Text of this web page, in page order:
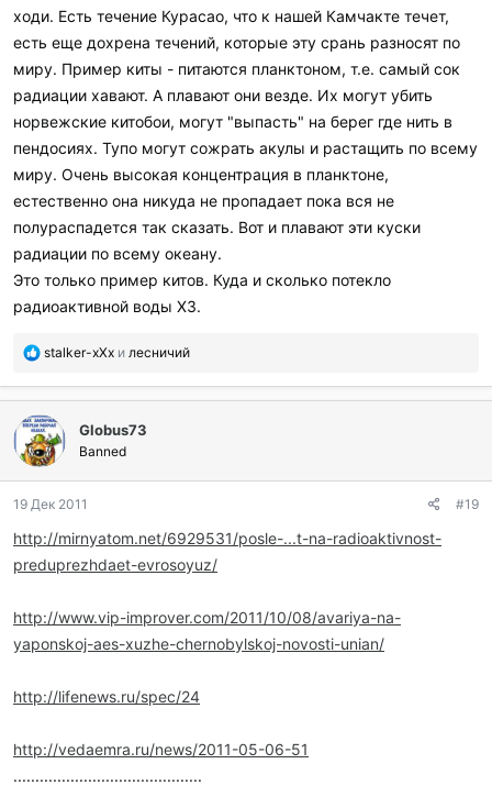
ходи. Есть течение Курасао, что к нашей Камчакте течет,
есть еще дохрена течений, которые эту срань разносят по
миру. Пример киты - питаются планктоном, т.е. самый сок
радиации хавают. А плавают они везде. Их могут убить
норвежские китобои, могут "выпасть" на берег где нить в
пендосиях. Тупо могут сожрать акулы и растащить по всему
миру. Очень высокая концентрация в планктоне,
естественно она никуда не пропадает пока вся не
полураспадется так сказать. Вот и плавают эти куски
радиации по всему океану.
Это только пример китов. Куда и сколько потекло
радиоактивной воды ХЗ.
П
б
а
г
о
а
и
л
stalker-xXx и лесничий
Globus73
Banned
19 Дек 2011 #19
http://mirnyatom.net/6929531/posle-...t-na-radioaktivnost-
preduprezhdaet-evrosoyuz/
http://www.vip-improver.com/2011/10/08/avariya-na-
yaponskoj-aes-xuzhe-chernobylskoj-novosti-unian/
http://lifenews.ru/spec/24
http://vedaemra.ru/news/2011-05-06-51
...........................................